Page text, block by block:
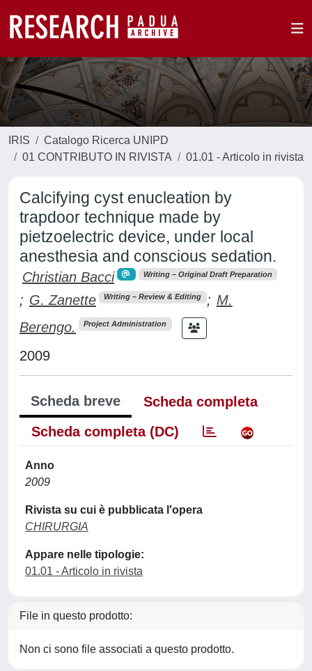
IRIS
Catalogo Ricerca UNIPD
01 CONTRIBUTO IN RIVISTA
01.01 - Articolo in rivista
Calcifying cyst enucleation by
trapdoor technique made by
pietzoelectric device, under local
anesthesia and conscious sedation.
Christian Bacci Writing – Original Draft Preparation
; G. Zanette Writing – Review & Editing ; M.
Berengo.
Project Administration
2009
Scheda breve
Scheda completa
Scheda completa (DC)
Anno
2009
Rivista su cui è pubblicata l'opera
CHIRURGIA
Appare nelle tipologie:
01.01 - Articolo in rivista
File in questo prodotto:
Non ci sono file associati a questo prodotto.